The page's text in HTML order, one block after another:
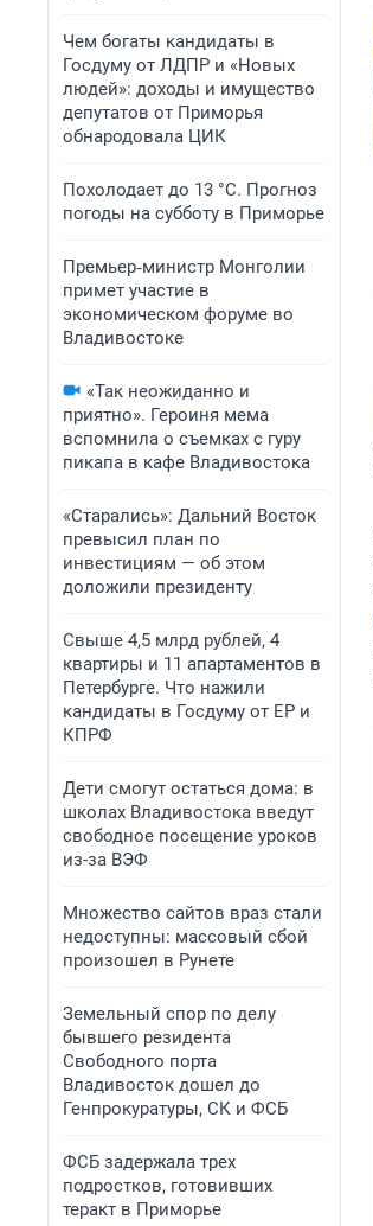
Чем богаты кандидаты в
Госдуму от ЛДПР и «Новых
людей»: доходы и имущество
депутатов от Приморья
обнародовала ЦИК
Похолодает до 13 °C. Прогноз
погоды на субботу в Приморье
Премьер‑министр Монголии
примет участие в
экономическом форуме во
Владивостоке
«Так неожиданно и
приятно». Героиня мема
вспомнила о съемках с гуру
пикапа в кафе Владивостока
«Старались»: Дальний Восток
превысил план по
инвестициям — об этом
доложили президенту
Свыше 4,5 млрд рублей, 4
квартиры и 11 апартаментов в
Петербурге. Что нажили
кандидаты в Госдуму от ЕР и
КПРФ
Дети смогут остаться дома: в
школах Владивостока введут
свободное посещение уроков
из-за ВЭФ
Множество сайтов враз стали
недоступны: массовый сбой
произошел в Рунете
Земельный спор по делу
бывшего резидента
Свободного порта
Владивосток дошел до
Генпрокуратуры, СК и ФСБ
ФСБ задержала трех
подростков, готовивших
теракт в Приморье